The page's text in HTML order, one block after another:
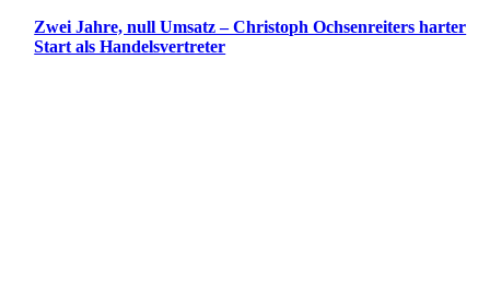
Zwei Jahre, null Umsatz – Christoph Ochsenreiters harter
Start als Handelsvertreter